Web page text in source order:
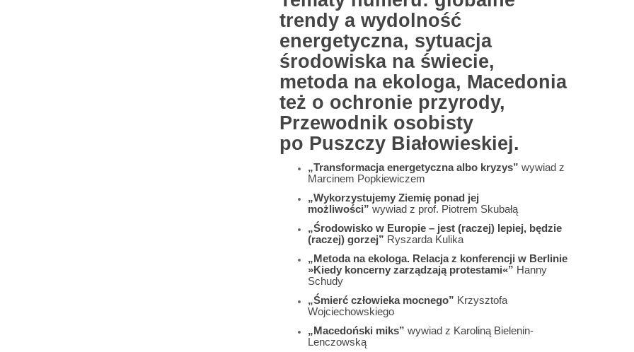
trendy a wydolność
energetyczna, sytuacja
środowiska na świecie,
metoda na ekologa, Macedonia
też o ochronie przyrody,
Przewodnik osobisty
po Puszczy Białowieskiej.
„Transformacja energetyczna albo kryzys” wywiad z
Marcinem Popkiewiczem
„Wykorzystujemy Ziemię ponad jej
możliwości” wywiad z prof. Piotrem Skubałą
„Środowisko w Europie – jest (raczej) lepiej, będzie
(raczej) gorzej” Ryszarda Kulika
„Metoda na ekologa. Relacja z konferencji w Berlinie
»Kiedy koncerny zarządzają protestami«” Hanny
Schudy
„Śmierć człowieka mocnego” Krzysztofa
Wojciechowskiego
„Macedoński miks” wywiad z Karoliną Bielenin-
Lenczowską